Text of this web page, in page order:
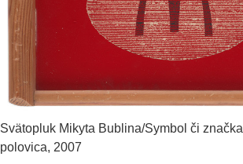
Svätopluk Mikyta Bublina/Symbol či značka
polovica, 2007